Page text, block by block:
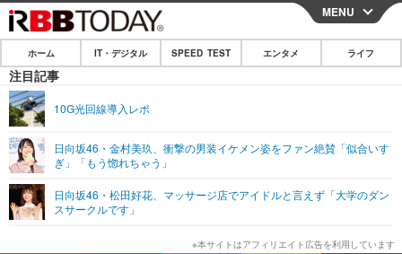
CLOSE
ホーム
IT・デジタル
ネタ
ショッピング その他
SPEED TEST
エンタメ
エンタメTOP
韓国・芸能
ライフ
ライフTOP グルメ
リリース一覧
MENU
ホーム IT・デジタル SPEED TEST エンタメ ライフ
注目記事
10G光回線導入レポ
日向坂46・金村美玖、衝撃の男装イケメン姿をファン絶賛「似合いす
ぎ」「もう惚れちゃう」
日向坂46・松田好花、マッサージ店でアイドルと言えず「大学のダン
スサークルです」